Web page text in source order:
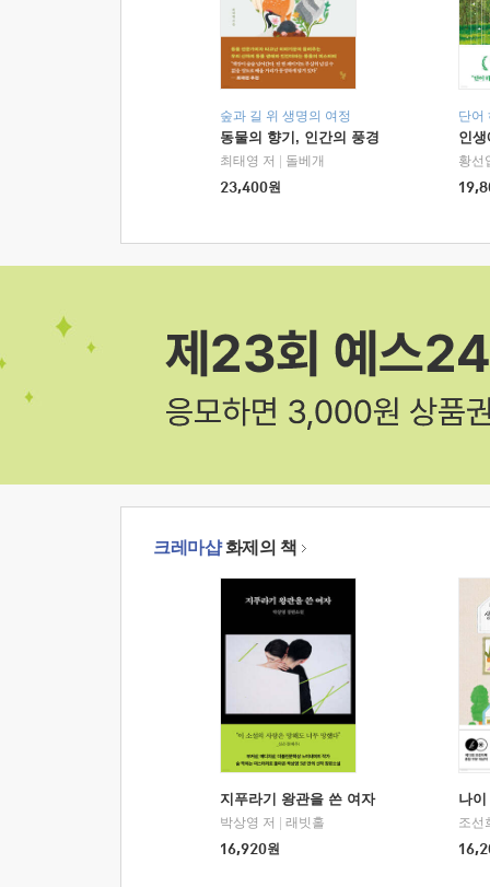
숲과 길 위 생명의 여정
동물의 향기, 인간의 풍경
최태영 저
돌베개
23,400원
단어
인
황선
크레마샵화제의 책
지푸라기 왕관을 쓴 여자
박상영 저
래빗홀
16,920원
나
조선